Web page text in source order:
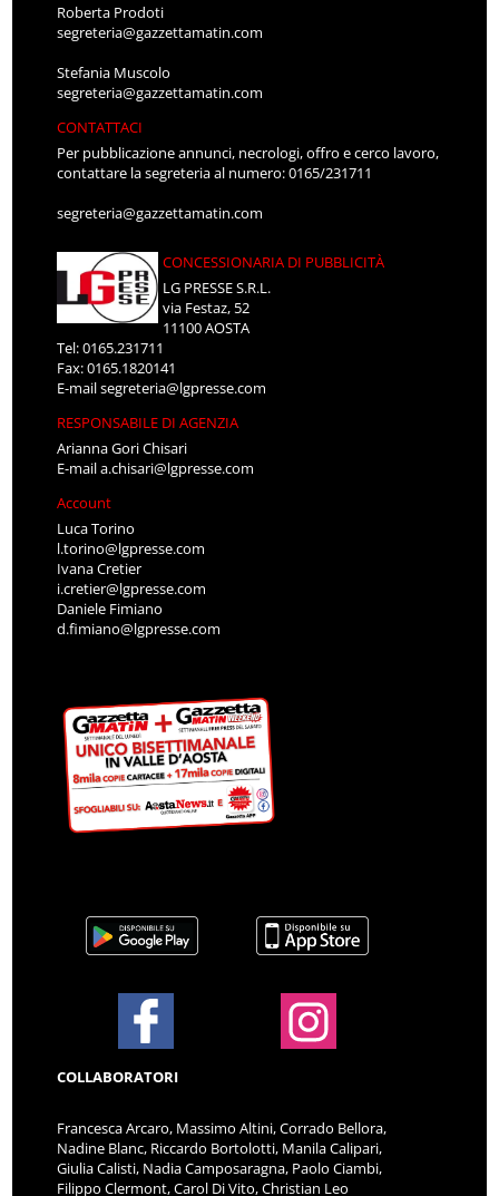
Roberta Prodoti
segreteria@gazzettamatin.com
Stefania Muscolo
segreteria@gazzettamatin.com
CONTATTACI
Per pubblicazione annunci, necrologi, offro e cerco lavoro,
contattare la segreteria al numero: 0165/231711
segreteria@gazzettamatin.com
CONCESSIONARIA DI PUBBLICITÀ
LG PRESSE S.R.L.
via Festaz, 52
11100 AOSTA
Tel: 0165.231711
Fax: 0165.1820141
E-mailsegreteria@lgpresse.com
RESPONSABILE DI AGENZIA
Arianna Gori Chisari
E-maila.chisari@lgpresse.com
Account
Luca Torino
l.torino@lgpresse.com
Ivana Cretier
i.cretier@lgpresse.com
Daniele Fimiano
d.fimiano@lgpresse.com
COLLABORATORI
Francesca Arcaro, Massimo Altini, Corrado Bellora,
Nadine Blanc, Riccardo Bortolotti, Manila Calipari,
Giulia Calisti, Nadia Camposaragna, Paolo Ciambi,
Filippo Clermont, Carol Di Vito, Christian Leo